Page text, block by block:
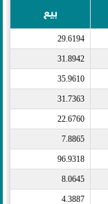
بيع
29.6194
31.8942
35.9610
31.7363
22.6760
7.8865
96.9318
8.0645
4.3887